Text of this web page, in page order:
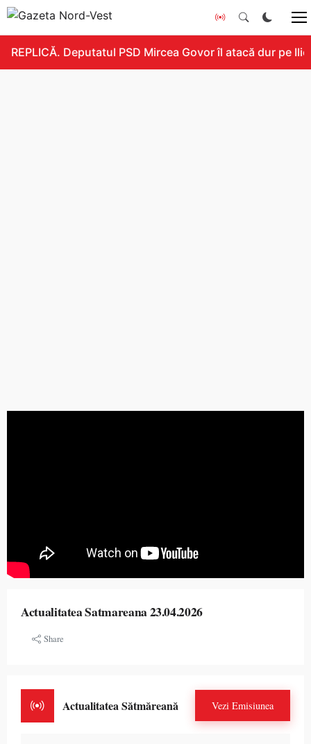
REPLICĂ. Deputatul PSD Mircea Govor îl atacă dur pe
Actualitatea Satmareana 23.04.2026
Share
Actualitatea Sătmăreană Vezi Emisiunea